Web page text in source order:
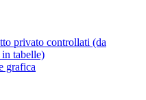
privato controllati (da
tabelle)
grafica